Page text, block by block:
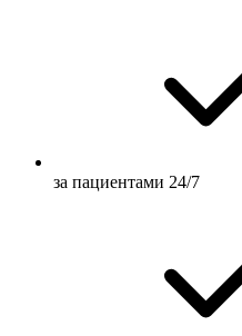
за пациентами 24/7